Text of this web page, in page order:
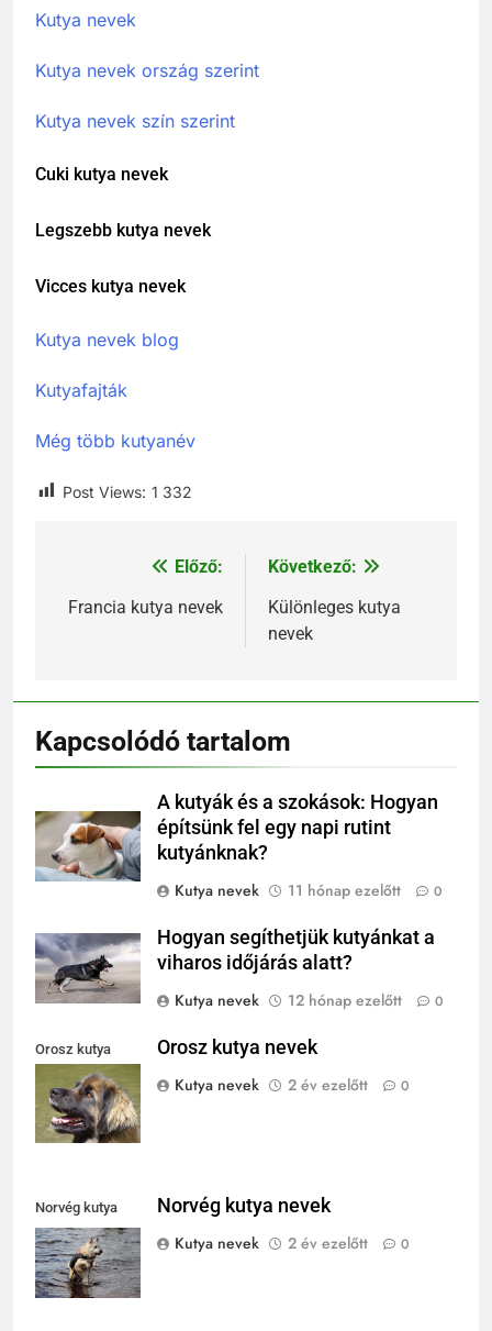
Kutya nevek
Kutya nevek ország szerint
Kutya nevek szín szerint
Cuki kutya nevek
Legszebb kutya nevek
Vicces kutya nevek
Kutya nevek blog
Kutyafajták
Még több kutyanév
Post Views: 1 332
Bejegyzés
navigáció
Előző:
Francia kutya nevek
Következő:
Különleges kutya
nevek
Kapcsolódó tartalom
A kutyák és a szokások: Hogyan
építsünk fel egy napi rutint
kutyánknak?
Kutya nevek
11 hónap ezelőtt 0
Hogyan segíthetjük kutyánkat a
viharos időjárás alatt?
Kutya nevek
12 hónap ezelőtt 0
Orosz kutya
Orosz kutya nevek
Kutya nevek
2 év ezelőtt 0
Norvég kutya
nevek
Norvég kutya nevek
Kutya nevek
2 év ezelőtt 0